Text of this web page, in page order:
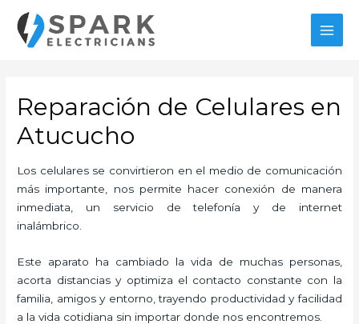
contenido
Reparación de Celulares en
Atucucho
Los celulares se convirtieron en el medio de comunicación
más importante, nos permite hacer conexión de manera
inmediata, un servicio de telefonía y de internet
inalámbrico.
Este aparato ha cambiado la vida de muchas personas,
acorta distancias y optimiza el contacto constante con la
familia, amigos y entorno, trayendo productividad y facilidad
a la vida cotidiana sin importar donde nos encontremos.